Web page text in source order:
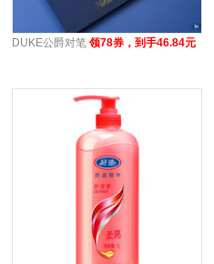
DUKE公爵对笔 领78券，到手46.84元